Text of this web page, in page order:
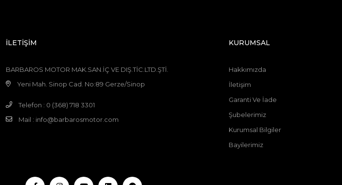
İLETİŞİM
BARBAROS MOTOR MAK.SAN.İÇ VE DIŞ.TİC.LTD.ŞTİ.
Yeni Mah. Sinop Cad. No:89 Gerze/Sinop
Telefon : 0 (368) 718 3301
Mail : info@barbarosmotor.com
KURUMSAL
Hakkımızda
İletişim
Garanti Ve İade
Şubelerimiz
Kurumsal Bilgiler
Bayilerimiz